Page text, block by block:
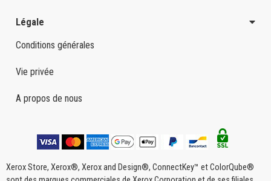
Légale
Conditions générales
Vie privée
A propos de nous
Xerox Store, Xerox®, Xerox and Design®, ConnectKey™ et ColorQube®